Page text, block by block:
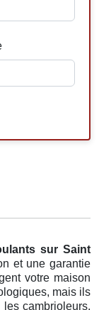
sur Saint
et une garantie
votre maison
mais ils
cambrioleurs.